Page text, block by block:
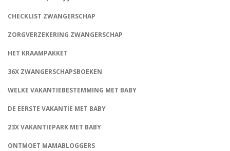
CHECKLIST ZWANGERSCHAP
ZORGVERZEKERING ZWANGERSCHAP
HET KRAAMPAKKET
36X ZWANGERSCHAPSBOEKEN
WELKE VAKANTIEBESTEMMING MET BABY
DE EERSTE VAKANTIE MET BABY
23X VAKANTIEPARK MET BABY
ONTMOET MAMABLOGGERS